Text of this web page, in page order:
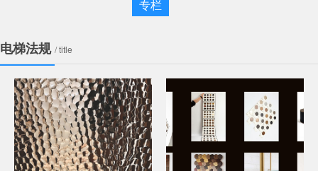
专栏
电梯法规 / title